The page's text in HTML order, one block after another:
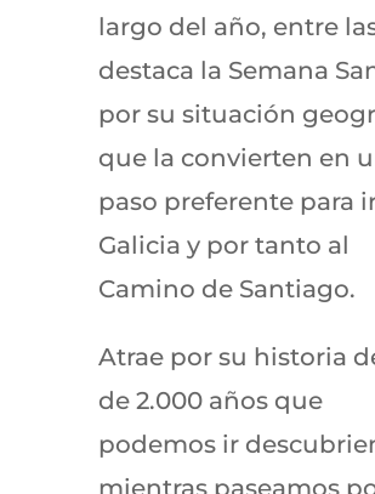
largo del año, entre
destaca la Semana
por su situación
que la convierten en
paso preferente para
Galicia y por tanto al
Camino de Santiago.
Atrae por su historia
de 2.000 años que
podemos ir
mientras paseamos